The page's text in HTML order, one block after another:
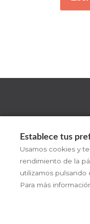
Establece tus
Usamos cookies y
rendimiento de la
utilizamos pulsando
Para más